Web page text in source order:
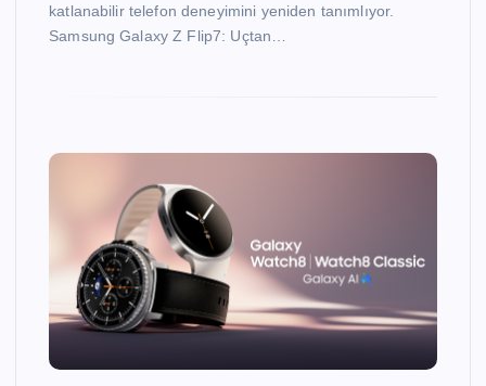
katlanabilir telefon deneyimini yeniden tanımlıyor.
Samsung Galaxy Z Flip7: Uçtan…